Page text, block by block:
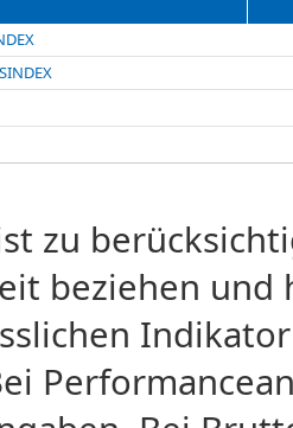
zu
beziehen